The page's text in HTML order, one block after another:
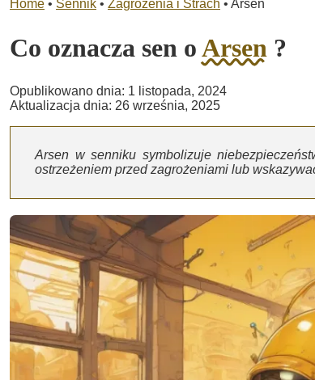
Home • Sennik • Zagrożenia i Strach • Arsen
Co oznacza sen oArsen ?
Opublikowano dnia: 1 listopada, 2024
Aktualizacja dnia: 26 września, 2025
Arsen w senniku symbolizuje
ostrzeżeniem przed zagrożeniami lub